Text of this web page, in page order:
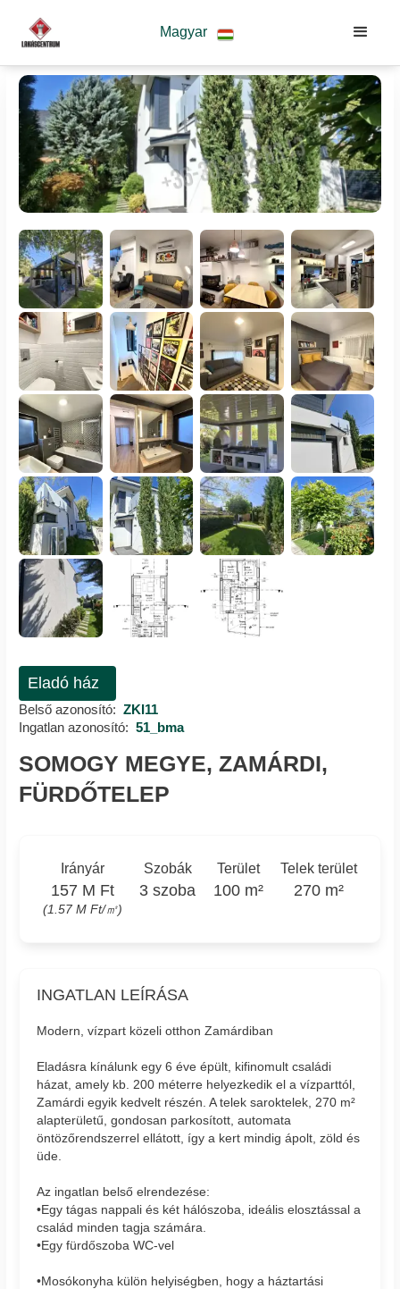
Magyar
Eladó ház
Belső azonosító: ZKI11
Ingatlan azonosító: 51_bma
SOMOGY MEGYE, ZAMÁRDI,
FÜRDŐTELEP
Irányár
157 M Ft
(1.57 M Ft/㎡)
Szobák
3 szoba
Terület
100 m²
Telek terület
270 m²
INGATLAN LEÍRÁSA
Modern, vízpart közeli otthon Zamárdiban
Eladásra kínálunk egy 6 éve épült, kifinomult családi
házat, amely kb. 200 méterre helyezkedik el a vízparttól,
Zamárdi egyik kedvelt részén. A telek saroktelek, 270 m²
alapterületű, gondosan parkosított, automata
öntözőrendszerrel ellátott, így a kert mindig ápolt, zöld és
üde.
Az ingatlan belső elrendezése:
•Egy tágas nappali és két hálószoba, ideális elosztással a
család minden tagja számára.
•Egy fürdőszoba WC-vel
•Mosókonyha külön helyiségben, hogy a háztartási